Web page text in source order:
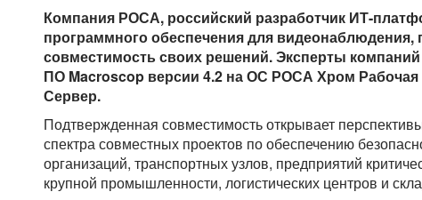
Компания РОСА, российский разработчик ИТ-
программного обеспечения для видеонаблюдения,
совместимость своих решений. Эксперты
ПО Macroscop версии 4.2 на ОС РОСА Хром
Сервер.
Подтвержденная совместимость открывает
спектра совместных проектов по обеспечению
организаций, транспортных узлов, предприятий
крупной промышленности, логистических центров и